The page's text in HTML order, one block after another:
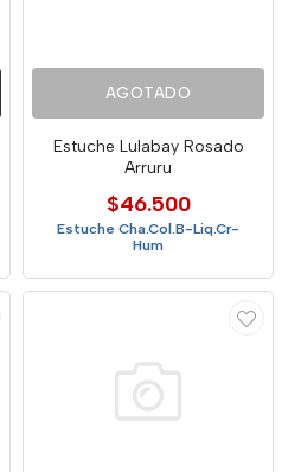
AGOTADO
Estuche Lulabay Rosado
Arruru
$46.500
Estuche Cha.Col.B-Liq.Cr-
Hum